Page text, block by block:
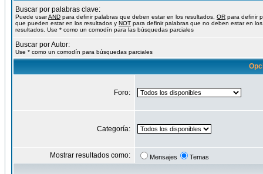
Buscar por palabras clave:
Puede usarAND para definir palabras que deben estar en los resultados, OR para definir
que pueden estar en los resultados y NOT para definir palabras que no deben estar en los
resultados. Use * como un comodín para las búsquedas parciales
Buscar por Autor:
Use * como un comodín para búsquedas parciales
Foro:
Categoría:
Mostrar resultados como: Mensajes Temas